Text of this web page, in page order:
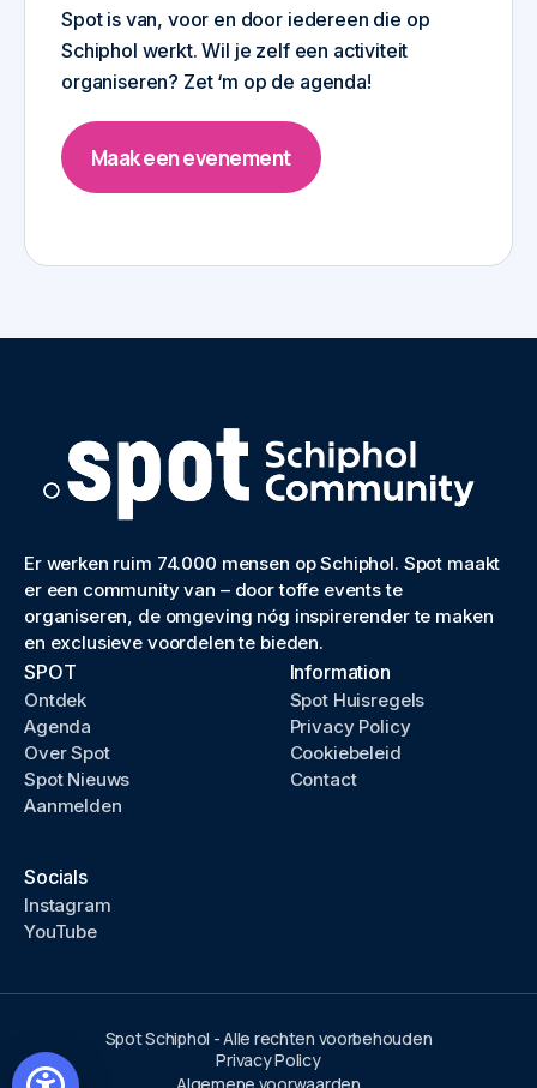
Spot is van, voor en door iedereen die op
Schiphol werkt. Wil je zelf een activiteit
organiseren? Zet ‘m op de agenda!
Maak een evenement
Er werken ruim 74.000 mensen op Schiphol. Spot maakt
er een community van – door toffe events te
organiseren, de omgeving nóg inspirerender te maken
en exclusieve voordelen te bieden.
SPOT
Ontdek
Agenda
Over Spot
Spot Nieuws
Aanmelden
Information
Spot Huisregels
Privacy Policy
Cookiebeleid
Contact
Socials
Instagram
YouTube
Spot Schiphol - Alle rechten voorbehouden
Privacy Policy